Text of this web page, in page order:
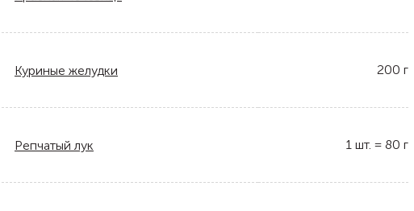
Куриные желудки 200 г
Репчатый лук 1 шт. = 80 г